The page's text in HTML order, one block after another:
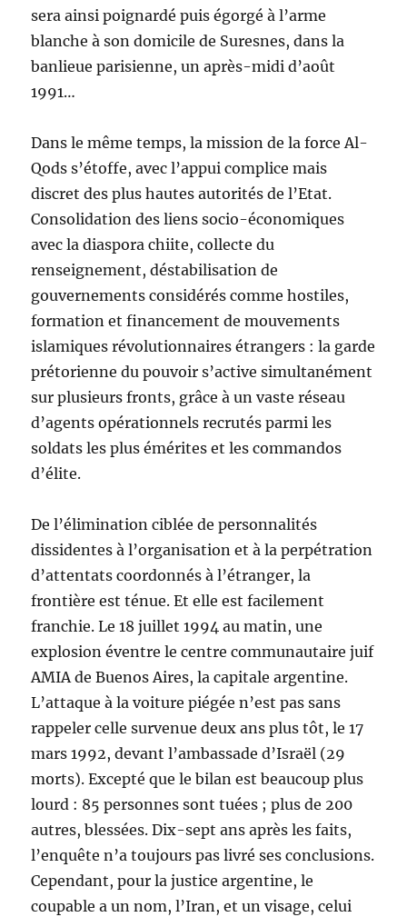
sera ainsi poignardé puis égorgé à l’arme
blanche à son domicile de Suresnes, dans la
banlieue parisienne, un après-midi d’août
1991…
Dans le même temps, la mission de la force Al-
Qods s’étoffe, avec l’appui complice mais
discret des plus hautes autorités de l’Etat.
Consolidation des liens socio-économiques
avec la diaspora chiite, collecte du
renseignement, déstabilisation de
gouvernements considérés comme hostiles,
formation et financement de mouvements
islamiques révolutionnaires étrangers : la garde
prétorienne du pouvoir s’active simultanément
sur plusieurs fronts, grâce à un vaste réseau
d’agents opérationnels recrutés parmi les
soldats les plus émérites et les commandos
d’élite.
De l’élimination ciblée de personnalités
dissidentes à l’organisation et à la perpétration
d’attentats coordonnés à l’étranger, la
frontière est ténue. Et elle est facilement
franchie. Le 18 juillet 1994 au matin, une
explosion éventre le centre communautaire juif
AMIA de Buenos Aires, la capitale argentine.
L’attaque à la voiture piégée n’est pas sans
rappeler celle survenue deux ans plus tôt, le 17
mars 1992, devant l’ambassade d’Israël (29
morts). Excepté que le bilan est beaucoup plus
lourd : 85 personnes sont tuées ; plus de 200
autres, blessées. Dix-sept ans après les faits,
l’enquête n’a toujours pas livré ses conclusions.
Cependant, pour la justice argentine, le
coupable a un nom, l’Iran, et un visage, celui